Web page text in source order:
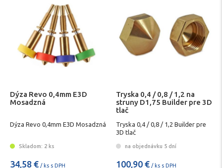
Dýza Revo 0,4mm E3D
Mosadzná
Dýza Revo 0,4mm E3D Mosadzná
Skladom: 2 ks
34,58 € / ks s DPH
Tryska 0,4 / 0,8 / 1,2 na
struny D1,75 Builder pre 3D
tlač
Tryska 0,4 / 0,8 / 1,2 Builder pre
3D tlač
na objednávku 5 dní
100,90 € / ks s DPH